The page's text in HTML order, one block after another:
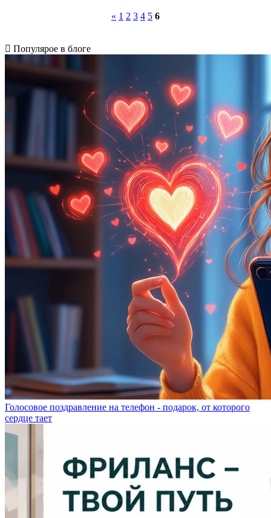
« 1 2 3 4 5 6
Популярое в блоге
Голосовое поздравление на телефон - подарок, от которого
сердце тает